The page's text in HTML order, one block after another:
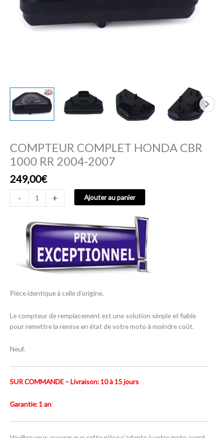
COMPTEUR COMPLET HONDA CBR
1000 RR 2004-2007
249,00€
- + Ajouter au panier
Pièce identique à celle d’origine.
Le compteur de remplacement est une solution simple et fiable
pour remettre la remise en état de votre moto à moindre coût.
Neuf.
SUR COMMANDE – Livraison: 10 à 15 jours
Garantie: 1 an